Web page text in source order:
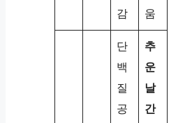
감
움
단
백
질
공
추
운
날
간